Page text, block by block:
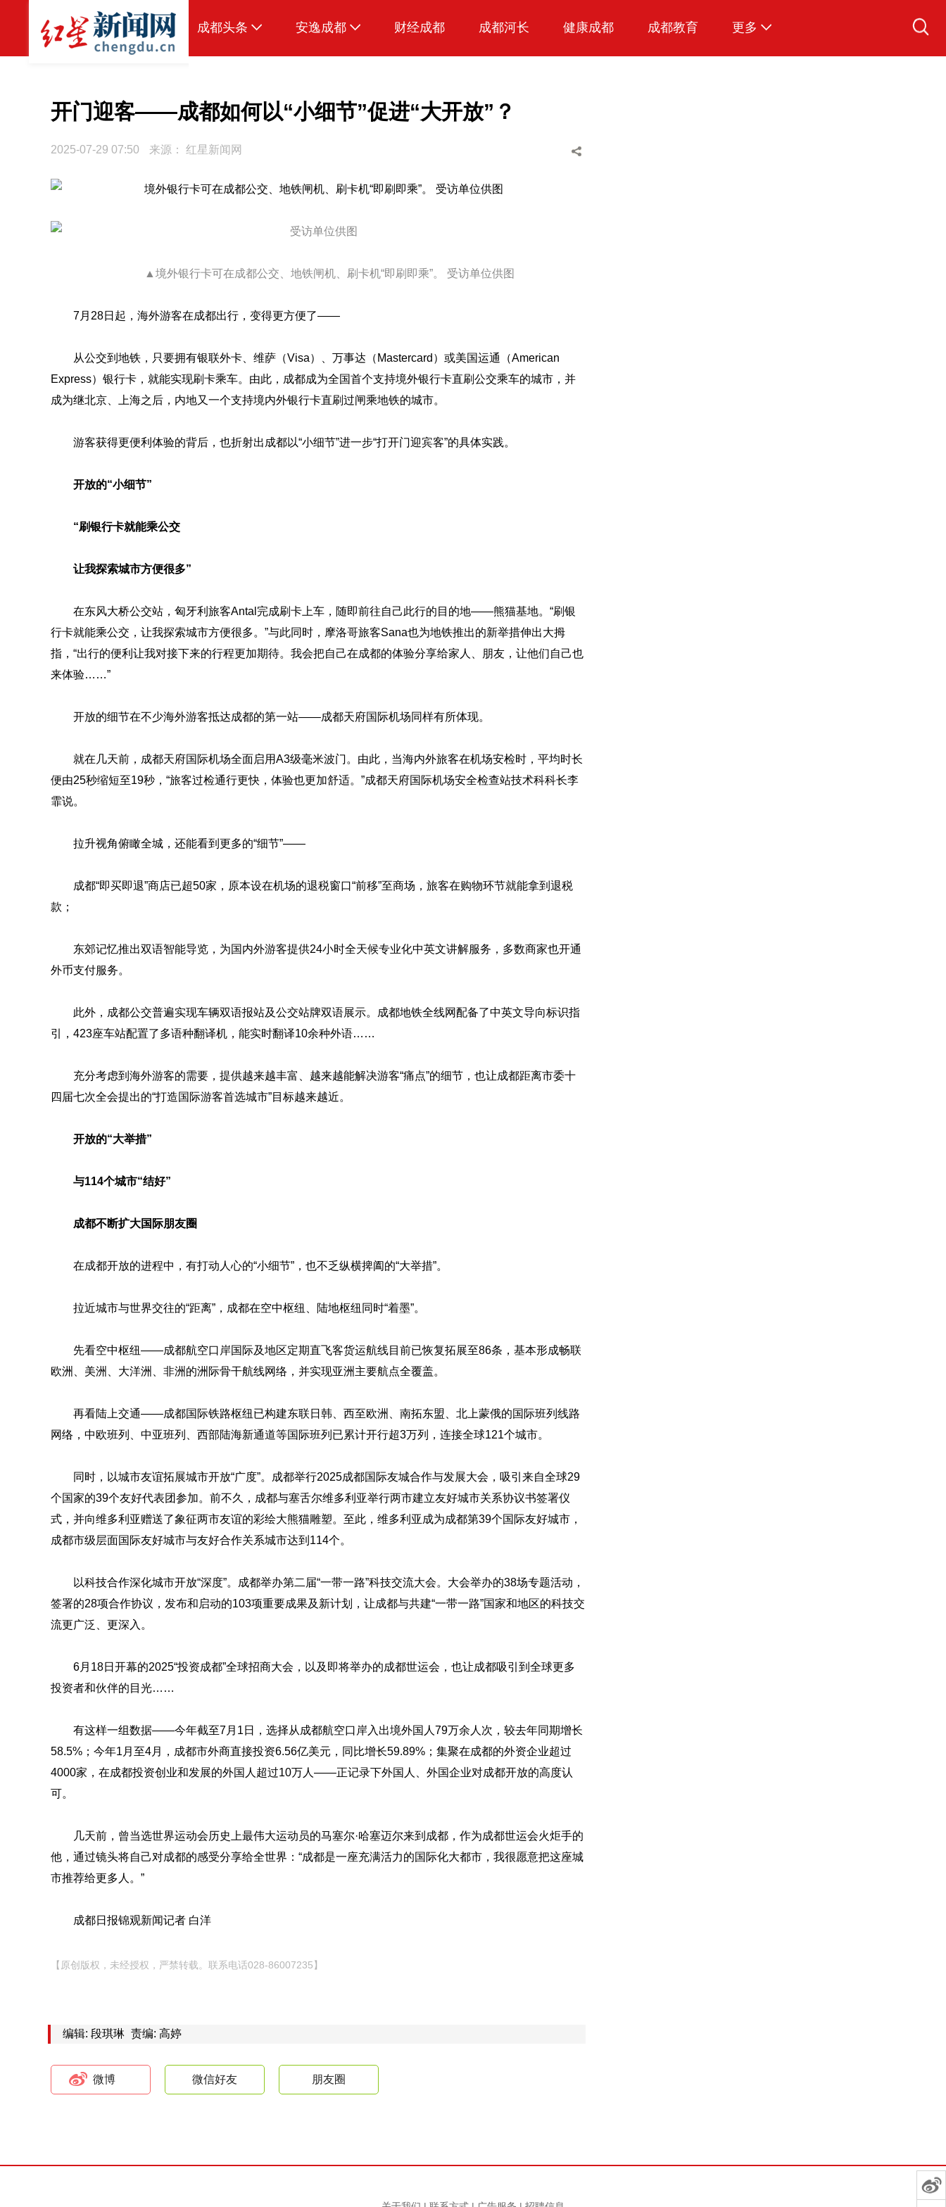
成都头条
本地
头条智造
公示
安逸成都
美食
财经成都 成都河长 健康成都 成都教育 更多
开门迎客——成都如何以“小细节”促进“大开放”？
2025-07-29 07:50 来源： 红星新闻网
▲境外银行卡可在成都公交、地铁闸机、刷卡机“即刷即乘”。 受访单位供图
7月28日起，海外游客在成都出行，变得更方便了——
从公交到地铁，只要拥有银联外卡、维萨（Visa）、万事达（Mastercard）或美国运通（American
Express）银行卡，就能实现刷卡乘车。由此，成都成为全国首个支持境外银行卡直刷公交乘车的城市，并
成为继北京、上海之后，内地又一个支持境内外银行卡直刷过闸乘地铁的城市。
游客获得更便利体验的背后，也折射出成都以“小细节”进一步“打开门迎宾客”的具体实践。
开放的“小细节”
“刷银行卡就能乘公交
让我探索城市方便很多”
在东风大桥公交站，匈牙利旅客Antal完成刷卡上车，随即前往自己此行的目的地——熊猫基地。“刷银
行卡就能乘公交，让我探索城市方便很多。”与此同时，摩洛哥旅客Sana也为地铁推出的新举措伸出大拇
指，“出行的便利让我对接下来的行程更加期待。我会把自己在成都的体验分享给家人、朋友，让他们自己也
来体验……”
开放的细节在不少海外游客抵达成都的第一站——成都天府国际机场同样有所体现。
就在几天前，成都天府国际机场全面启用A3级毫米波门。由此，当海内外旅客在机场安检时，平均时长
便由25秒缩短至19秒，“旅客过检通行更快，体验也更加舒适。”成都天府国际机场安全检查站技术科科长李
霏说。
拉升视角俯瞰全城，还能看到更多的“细节”——
成都“即买即退”商店已超50家，原本设在机场的退税窗口“前移”至商场，旅客在购物环节就能拿到退税
款；
东郊记忆推出双语智能导览，为国内外游客提供24小时全天候专业化中英文讲解服务，多数商家也开通
外币支付服务。
此外，成都公交普遍实现车辆双语报站及公交站牌双语展示。成都地铁全线网配备了中英文导向标识指
引，423座车站配置了多语种翻译机，能实时翻译10余种外语……
充分考虑到海外游客的需要，提供越来越丰富、越来越能解决游客“痛点”的细节，也让成都距离市委十
四届七次全会提出的“打造国际游客首选城市”目标越来越近。
开放的“大举措”
与114个城市“结好”
成都不断扩大国际朋友圈
在成都开放的进程中，有打动人心的“小细节”，也不乏纵横捭阖的“大举措”。
拉近城市与世界交往的“距离”，成都在空中枢纽、陆地枢纽同时“着墨”。
先看空中枢纽——成都航空口岸国际及地区定期直飞客货运航线目前已恢复拓展至86条，基本形成畅联
欧洲、美洲、大洋洲、非洲的洲际骨干航线网络，并实现亚洲主要航点全覆盖。
再看陆上交通——成都国际铁路枢纽已构建东联日韩、西至欧洲、南拓东盟、北上蒙俄的国际班列线路
网络，中欧班列、中亚班列、西部陆海新通道等国际班列已累计开行超3万列，连接全球121个城市。
同时，以城市友谊拓展城市开放“广度”。成都举行2025成都国际友城合作与发展大会，吸引来自全球29
个国家的39个友好代表团参加。前不久，成都与塞舌尔维多利亚举行两市建立友好城市关系协议书签署仪
式，并向维多利亚赠送了象征两市友谊的彩绘大熊猫雕塑。至此，维多利亚成为成都第39个国际友好城市，
成都市级层面国际友好城市与友好合作关系城市达到114个。
以科技合作深化城市开放“深度”。成都举办第二届“一带一路”科技交流大会。大会举办的38场专题活动，
签署的28项合作协议，发布和启动的103项重要成果及新计划，让成都与共建“一带一路”国家和地区的科技交
流更广泛、更深入。
6月18日开幕的2025“投资成都”全球招商大会，以及即将举办的成都世运会，也让成都吸引到全球更多
投资者和伙伴的目光……
有这样一组数据——今年截至7月1日，选择从成都航空口岸入出境外国人79万余人次，较去年同期增长
58.5%；今年1月至4月，成都市外商直接投资6.56亿美元，同比增长59.89%；集聚在成都的外资企业超过
4000家，在成都投资创业和发展的外国人超过10万人——正记录下外国人、外国企业对成都开放的高度认
可。
几天前，曾当选世界运动会历史上最伟大运动员的马塞尔·哈塞迈尔来到成都，作为成都世运会火炬手的
他，通过镜头将自己对成都的感受分享给全世界：“成都是一座充满活力的国际化大都市，我很愿意把这座城
市推荐给更多人。”
成都日报锦观新闻记者 白洋
【原创版权，未经授权，严禁转载。联系电话028-86007235】
编辑: 段琪琳 责编: 高婷
微博 微信好友 朋友圈